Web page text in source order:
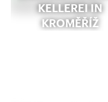
KELLEREI IN
KROMĚŘÍŽ